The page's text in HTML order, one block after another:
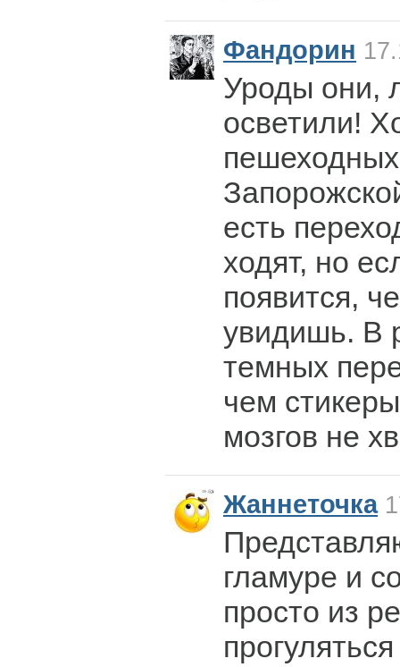
Фандорин
Уроды они,
осветили!
есть
ходят, но
появится,
увидишь. В
темных
чем
мозгов не
Жаннеточка
гламуре и
просто из
прогуляться